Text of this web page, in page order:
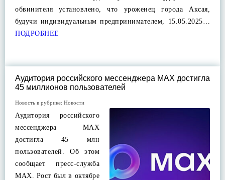
обвинителя установлено, что уроженец города Аксая,
будучи индивидуальным предпринимателем, 15.05.2025…
ПОДРОБНЕЕ
Аудитория российского мессенджера МАХ достигла
45 миллионов пользователей
Новость в рубрике: Новости
Аудитория российского
мессенджера МАХ
достигла 45 млн
пользователей. Об этом
сообщает пресс-служба
МАХ. Рост был в октябре